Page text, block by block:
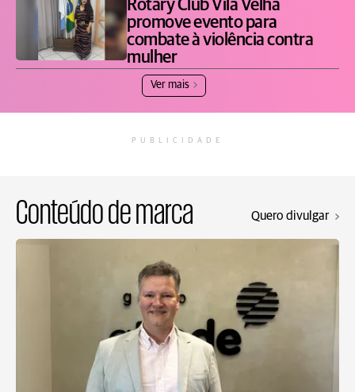
Rotary Club Vila Velha
promove evento para
combate à violência contra
mulher
Ver mais
PUBLICIDADE
Conteúdo de marca Quero divulgar